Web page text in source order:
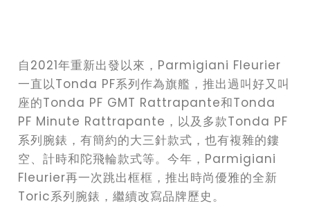
自2021年重新出發以來，Parmigiani Fleurier
一直以Tonda PF系列作為旗艦，推出過叫好又叫
座的Tonda PF GMT Rattrapante和Tonda
PF Minute Rattrapante，以及多款Tonda PF
系列腕錶，有簡約的大三針款式，也有複雜的鏤
空、計時和陀飛輪款式等。今年，Parmigiani
Fleurier再一次跳出框框，推出時尚優雅的全新
Toric系列腕錶，繼續改寫品牌歷史。